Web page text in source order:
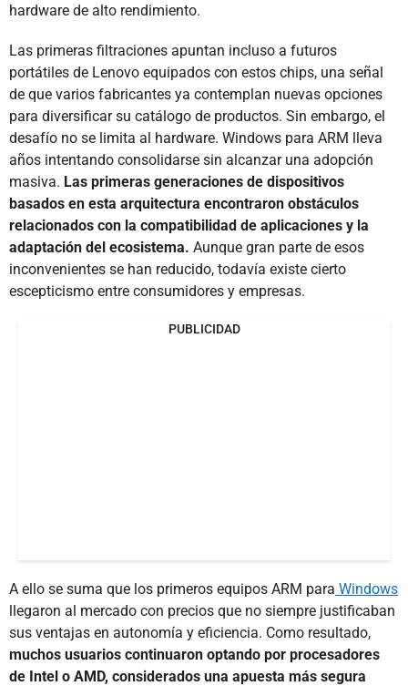
hardware de alto rendimiento.
Las primeras filtraciones apuntan incluso a futuros
portátiles de Lenovo equipados con estos chips, una señal
de que varios fabricantes ya contemplan nuevas opciones
para diversificar su catálogo de productos. Sin embargo, el
desafío no se limita al hardware. Windows para ARM lleva
años intentando consolidarse sin alcanzar una adopción
masiva. Las primeras generaciones de dispositivos
basados en esta arquitectura encontraron obstáculos
relacionados con la compatibilidad de aplicaciones y la
adaptación del ecosistema. Aunque gran parte de esos
inconvenientes se han reducido, todavía existe cierto
escepticismo entre consumidores y empresas.
PUBLICIDAD
A ello se suma que los primeros equipos ARM para Windows
llegaron al mercado con precios que no siempre justificaban
sus ventajas en autonomía y eficiencia. Como resultado,
muchos usuarios continuaron optando por procesadores
de Intel o AMD, considerados una apuesta más segura